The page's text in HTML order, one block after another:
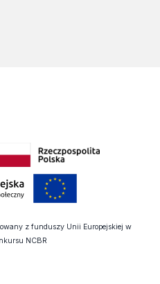
z funduszy Unii Europejskiej w
NCBR